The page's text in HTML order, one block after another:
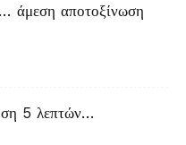
άμεση αποτοξίνωση
5 λεπτών…